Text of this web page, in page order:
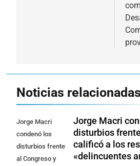
Noticias relacionadas
Jorge Macri
condenó los
disturbios frente
al Congreso y
Jorge Macri
disturbios
calificó a los
«delincuentes